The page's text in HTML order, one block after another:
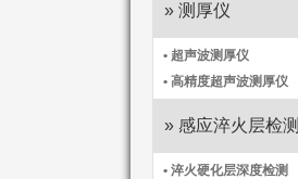
» 测厚仪
• 超声波测厚仪
• 高精度超声波测厚仪
» 感应淬火层检测
• 淬火硬化层深度检测